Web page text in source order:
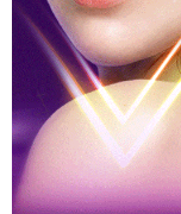
pembayaran selepas
2. Melalui pautan
membayar melalui
Mobile / Pemindahan
saluran lain.
【Nota Penting】
1. Perkhidmatan ini
membolehkan
perkhidmatan ini